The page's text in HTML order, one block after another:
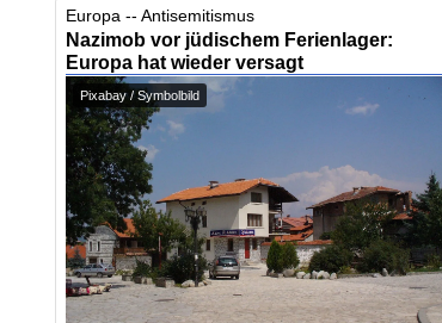
Europa -- Antisemitismus
Nazimob vor jüdischem Ferienlager:
Europa hat wieder versagt
Pixabay / Symbolbild